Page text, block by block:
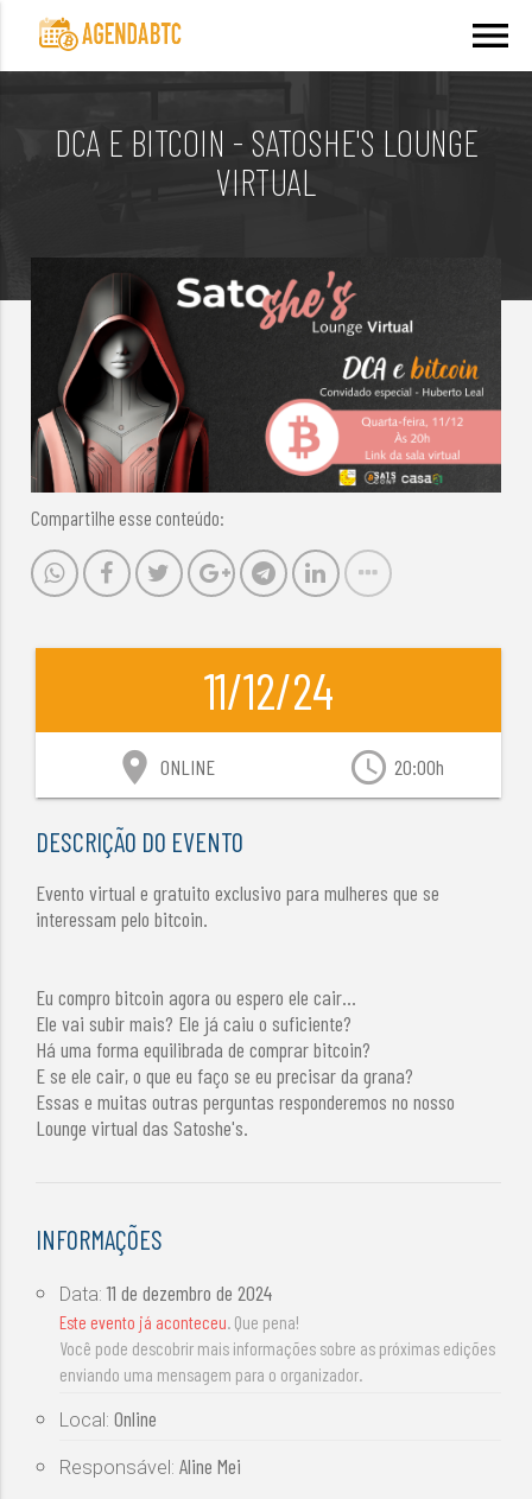
menu
DCA E BITCOIN - SATOSHE'S LOUNGE
VIRTUAL
Compartilhe esse conteúdo:
11/12/24
access_time 20:00h
location_on ONLINE
DESCRIÇÃO DO EVENTO
Evento virtual e gratuito exclusivo para mulheres que se
interessam pelo bitcoin.
Eu compro bitcoin agora ou espero ele cair...
Ele vai subir mais? Ele já caiu o suficiente?
Há uma forma equilibrada de comprar bitcoin?
E se ele cair, o que eu faço se eu precisar da grana?
Essas e muitas outras perguntas responderemos no nosso
Lounge virtual das Satoshe's.
INFORMAÇÕES
Data:11 de dezembro de 2024
Este evento já aconteceu. Que pena!
Você pode descobrir mais informações sobre as próximas edições
enviando uma mensagem para o organizador.
Local:Online
Responsável:Aline Mei